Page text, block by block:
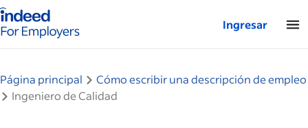
de inicio de Indeed: para empresas
Ingresar
Página principal
Cómo escribir una descripción de empleo
Ingeniero de Calidad